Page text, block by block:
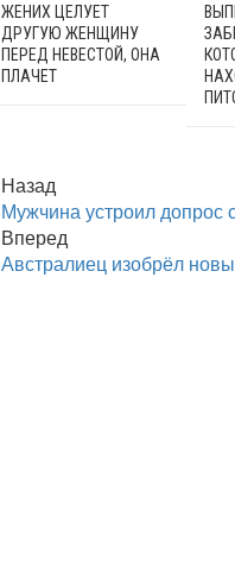
ЖЕНИХ ЦЕЛУЕТ
ДРУГУЮ ЖЕНЩИНУ
ПЕРЕД НЕВЕСТОЙ, ОНА
ПЛАЧЕТ
Назад
Мужчина устроил допрос
Вперед
Австралиец изобрёл